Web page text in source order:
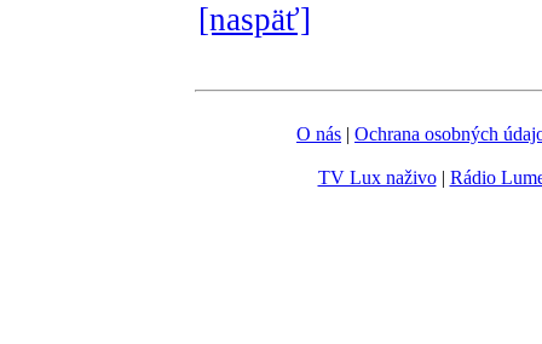
[naspäť]
O nás | Ochrana osobných
TV Lux naživo| Rádio